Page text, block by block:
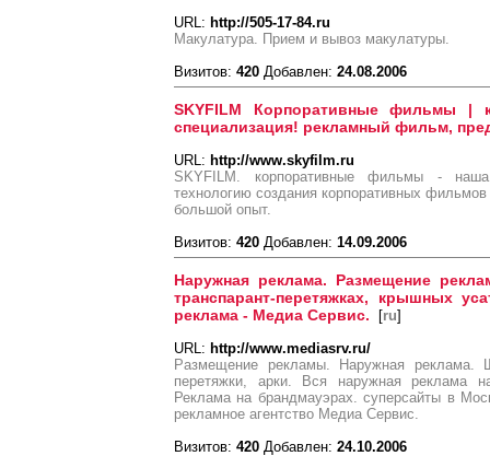
URL: http://505-17-84.ru
Макулатура. Прием и вывоз макулатуры.
Визитов: 420 Добавлен: 24.08.2006
SKYFILM Корпоративные фильмы |
специализация! рекламный фильм,
URL: http://www.skyfilm.ru
SKYFILM. корпоративные фильмы -
технологию создания корпоративных
большой опыт.
Визитов: 420 Добавлен: 14.09.2006
Наружная реклама. Размещение
транспарант-перетяжках, крышных
реклама - Медиа Сервис. [ru]
URL: http://www.mediasrv.ru/
Размещение рекламы. Наружная реклама.
перетяжки, арки. Вся наружная реклама
Реклама на брандмауэрах. суперсайты в
рекламное агентство Медиа Сервис.
Визитов: 420 Добавлен: 24.10.2006